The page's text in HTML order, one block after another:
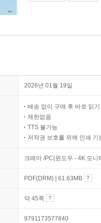
2026년 01월 19일
배송 없이 구매 후 바로 읽기
제한없음
TTS 불가능
저작권 보호를 위해 인쇄 기
크레마 /PC(윈도우 - 4K 모
PDF(DRM) | 61.63MB
약 45쪽
9791173577840